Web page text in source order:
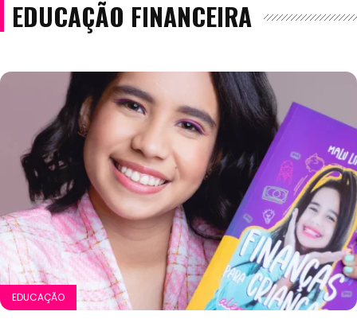
EDUCAÇÃO FINANCEIRA
EDUCAÇÃO